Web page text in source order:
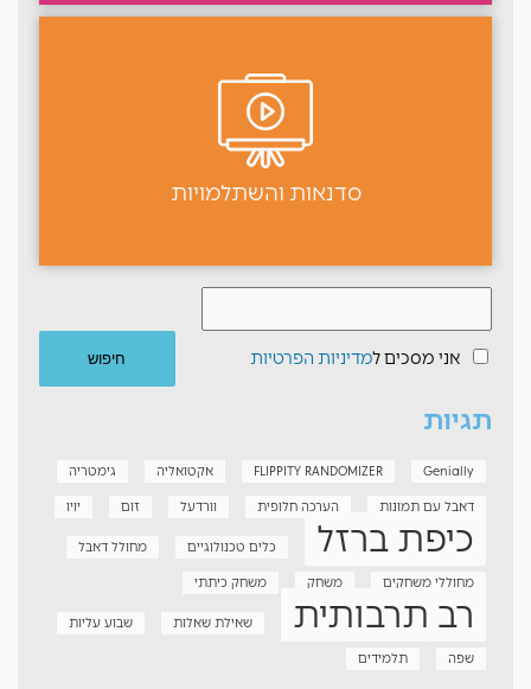
סדנאות והשתלמויות
אני מסכים למדיניות הפרטיות
תגיות
FLIPPITY RANDOMIZER Genially אקטואליה
גימטריה
דאבל עם תמונות
הערכה חלופית וורדעל זום יויו
כיפת ברזל כלים טכנולוגיים
מחולל דאבל
מחוללי משחקים
משחק משחק כיתתי
רב תרבותית שאילת שאלות
שבוע עליות
שפה
תלמידים